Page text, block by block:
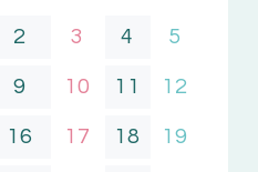
2 3 4 5
9 10 11 12
16 17 18 19